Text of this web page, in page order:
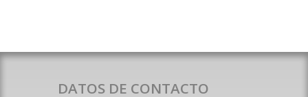
DATOS DE CONTACTO